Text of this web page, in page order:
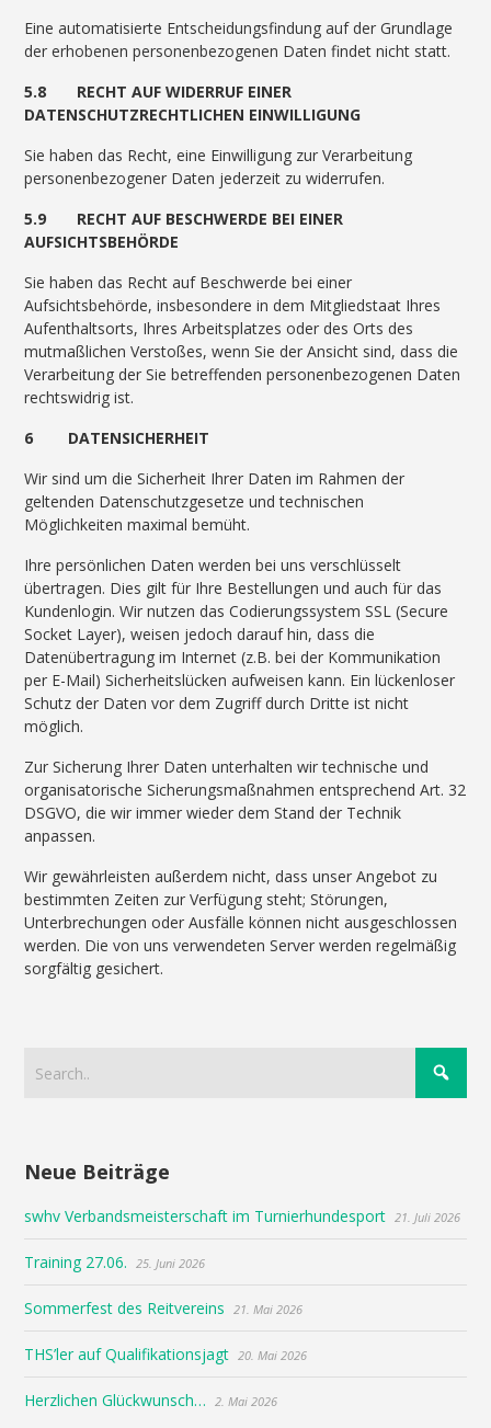
Eine automatisierte Entscheidungsfindung auf der Grundlage
der erhobenen personenbezogenen Daten findet nicht statt.
5.8 RECHT AUF WIDERRUF EINER
DATENSCHUTZRECHTLICHEN EINWILLIGUNG
Sie haben das Recht, eine Einwilligung zur Verarbeitung
personenbezogener Daten jederzeit zu widerrufen.
5.9 RECHT AUF BESCHWERDE BEI EINER
AUFSICHTSBEHÖRDE
Sie haben das Recht auf Beschwerde bei einer
Aufsichtsbehörde, insbesondere in dem Mitgliedstaat Ihres
Aufenthaltsorts, Ihres Arbeitsplatzes oder des Orts des
mutmaßlichen Verstoßes, wenn Sie der Ansicht sind, dass die
Verarbeitung der Sie betreffenden personenbezogenen Daten
rechtswidrig ist.
6 DATENSICHERHEIT
Wir sind um die Sicherheit Ihrer Daten im Rahmen der
geltenden Datenschutzgesetze und technischen
Möglichkeiten maximal bemüht.
Ihre persönlichen Daten werden bei uns verschlüsselt
übertragen. Dies gilt für Ihre Bestellungen und auch für das
Kundenlogin. Wir nutzen das Codierungssystem SSL (Secure
Socket Layer), weisen jedoch darauf hin, dass die
Datenübertragung im Internet (z.B. bei der Kommunikation
per E-Mail) Sicherheitslücken aufweisen kann. Ein lückenloser
Schutz der Daten vor dem Zugriff durch Dritte ist nicht
möglich.
Zur Sicherung Ihrer Daten unterhalten wir technische und
organisatorische Sicherungsmaßnahmen entsprechend Art. 32
DSGVO, die wir immer wieder dem Stand der Technik
anpassen.
Wir gewährleisten außerdem nicht, dass unser Angebot zu
bestimmten Zeiten zur Verfügung steht; Störungen,
Unterbrechungen oder Ausfälle können nicht ausgeschlossen
werden. Die von uns verwendeten Server werden regelmäßig
sorgfältig gesichert.
Neue Beiträge
swhv Verbandsmeisterschaft im Turnierhundesport 21. Juli 2026
Training 27.06. 25. Juni 2026
Sommerfest des Reitvereins 21. Mai 2026
THS’ler auf Qualifikationsjagt 20. Mai 2026
Herzlichen Glückwunsch… 2. Mai 2026